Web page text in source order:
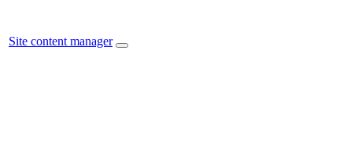
Site content manager